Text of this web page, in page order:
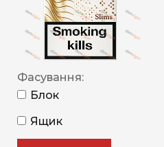
Фасування:
Блок
Ящик